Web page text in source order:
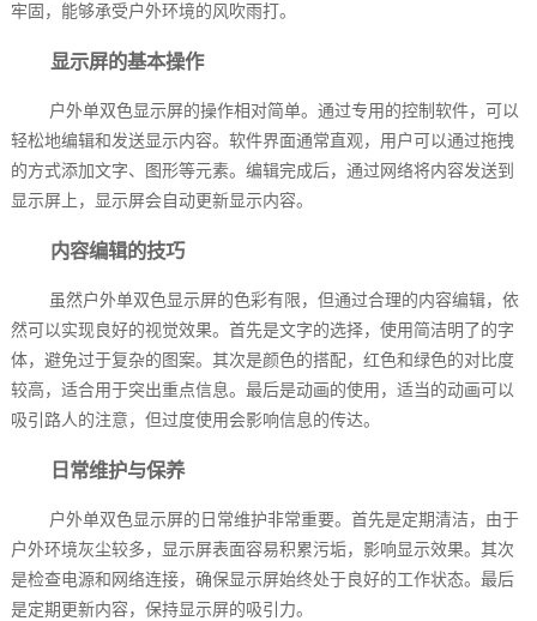
牢固，能够承受户外环境的风吹雨打。
显示屏的基本操作
户外单双色显示屏的操作相对简单。通过专用的控制软件，可以
轻松地编辑和发送显示内容。软件界面通常直观，用户可以通过拖拽
的方式添加文字、图形等元素。编辑完成后，通过网络将内容发送到
显示屏上，显示屏会自动更新显示内容。
内容编辑的技巧
虽然户外单双色显示屏的色彩有限，但通过合理的内容编辑，依
然可以实现良好的视觉效果。首先是文字的选择，使用简洁明了的字
体，避免过于复杂的图案。其次是颜色的搭配，红色和绿色的对比度
较高，适合用于突出重点信息。最后是动画的使用，适当的动画可以
吸引路人的注意，但过度使用会影响信息的传达。
日常维护与保养
户外单双色显示屏的日常维护非常重要。首先是定期清洁，由于
户外环境灰尘较多，显示屏表面容易积累污垢，影响显示效果。其次
是检查电源和网络连接，确保显示屏始终处于良好的工作状态。最后
是定期更新内容，保持显示屏的吸引力。